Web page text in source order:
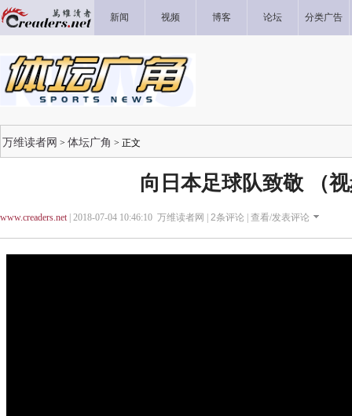
新闻 视频 博客 论坛 分类广告
万维读者网 > 体坛广角 > 正文
向日本足球队致敬 （
www.creaders.net| 2018-07-04 10:46:10 万维读者网 | 2条评论 | 查看/发表评论